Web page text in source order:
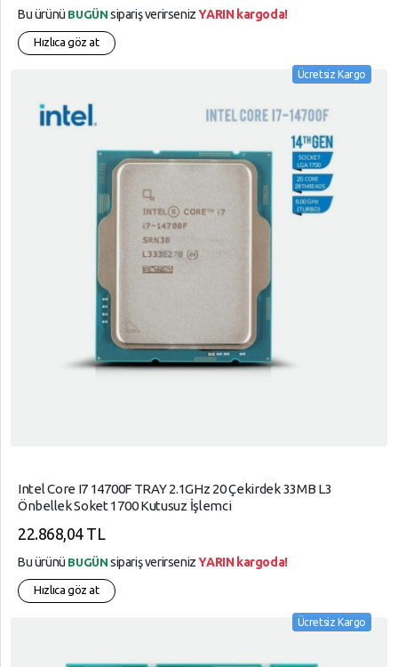
Bu ürünü BUGÜN sipariş verirsenizYARIN kargoda!
Hızlıca göz at
Ücretsiz Kargo
Intel Core I7 14700F TRAY 2.1GHz 20 Çekirdek 33MB L3
Önbellek Soket 1700 Kutusuz İşlemci
22.868,04 TL
Bu ürünü BUGÜN sipariş verirsenizYARIN kargoda!
Hızlıca göz at
Ücretsiz Kargo